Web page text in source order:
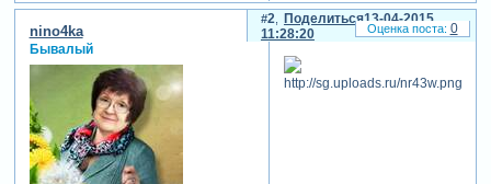
Поделиться
2
13-04-2015
11:28:20
nino4ka
Бывалый
0